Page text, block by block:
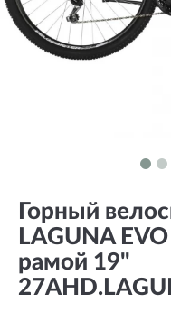
Горный
LAGUNA
рамой 19"